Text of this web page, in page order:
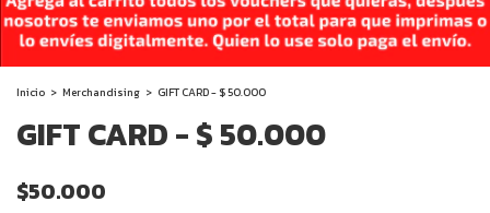
Inicio > Merchandising > GIFT CARD - $ 50.000
GIFT CARD - $ 50.000
$50.000